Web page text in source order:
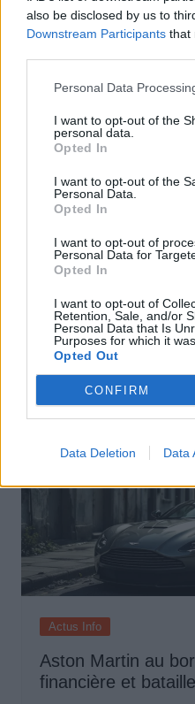
also be disclosed by us to
Downstream Participants that
Personal Data
I want to opt-out of the
personal data.
Opted In
I want to opt-out of the
Personal Data.
Opted In
I want to opt-out of
Personal Data for
Opted In
I want to opt-out of
Retention, Sale, and/or
Personal Data that Is
Purposes for which it
Opted Out
CONFIRM
Data Deletion Data
Actus Info
Pourquoi le
des voitures
Auto Pour Vous
Actus Info
Aston Martin au
financière et